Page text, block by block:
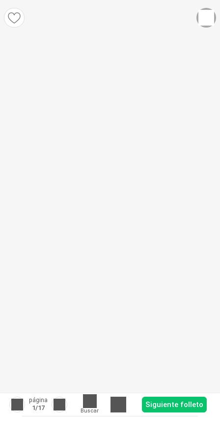
página
1/17 Buscar
Siguiente folleto